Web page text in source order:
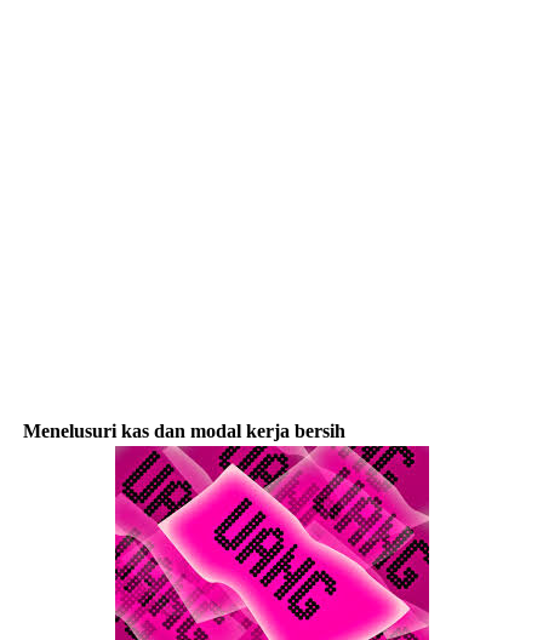
Menelusuri kas dan modal kerja bersih